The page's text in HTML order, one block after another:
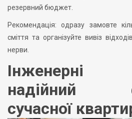
резервний бюджет.
Рекомендація: одразу замовте
сміття та організуйте вивіз
нерви.
Інженерні
надійний
сучасної